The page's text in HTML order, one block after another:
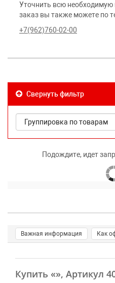
Уточнить всю
заказ вы также можете по
+7(962)760-02-00
Свернуть фильтр
Подождите, идет
Важная информация Как
Купить «», Артикул